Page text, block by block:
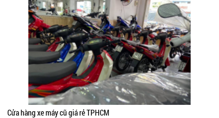
Cửa hàng xe máy cũ giá rẻ TPHCM